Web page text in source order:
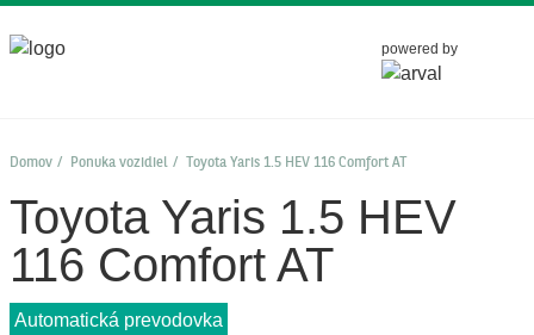
powered by
Domov Ponuka vozidiel Toyota Yaris 1.5 HEV 116 Comfort AT
Toyota Yaris 1.5 HEV
116 Comfort AT
Automatická prevodovka